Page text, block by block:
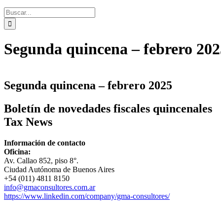
Segunda quincena – febrero
Segunda quincena – febrero 2025
Boletín de novedades fiscales quincenales
Tax News
Información de contacto
Oficina:
Av. Callao 852, piso 8°.
Ciudad Autónoma de Buenos Aires
+54 (011) 4811 8150
info@gmaconsultores.com.ar
https://www.linkedin.com/company/gma-consultores/